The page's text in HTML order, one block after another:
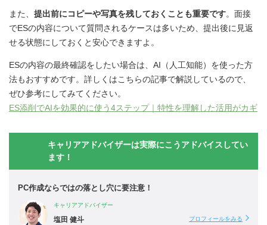
また、 提出前にコピーや写真を残しておくことも重要です。面接
でESの内容について質問されるケースは多いため、提出後に見返
せる状態にしておくと安心できますよ。
ESの内容の最終確認をしたい場合は、AI（人工知能）を使った方
法もおすすめです。詳しくはこちらの記事で解説しているので、
ぜひ参考にしてみてください。
ES添削でAIを効果的に使う4ステップ｜特性を理解した活用がカギ
キャリアアドバイザーは実際にこうアドバイスしてい
ます！
PC作成ならではの落とし穴に要注意！
キャリアアドバイザー
塩田 健斗 プロフィールをみる